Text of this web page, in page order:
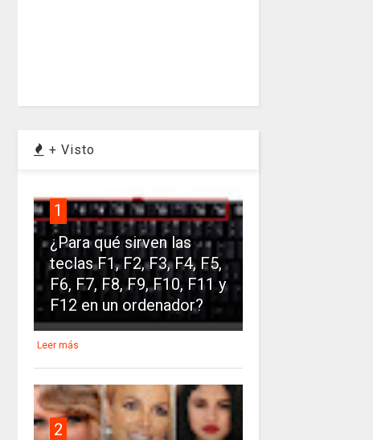
+ Visto
1
¿Para qué sirven las
teclas F1, F2, F3, F4, F5,
F6, F7, F8, F9, F10, F11 y
F12 en un ordenador?
Leer más
2